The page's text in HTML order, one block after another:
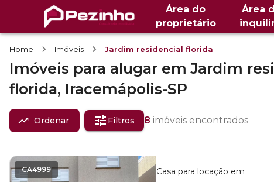
Área do
proprietário
Área
Home Imóveis Jardim residencial florida
Imóveis para alugar emJardim
florida, Iracemápolis-SP
Ordenar Filtros 8 imóveis encontrados
CA4999 Casa para locação em